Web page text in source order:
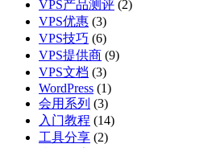
VPS产品测评 (2)
VPS优惠 (3)
VPS技巧 (6)
VPS提供商 (9)
VPS文档 (3)
WordPress (1)
会用系列 (3)
入门教程 (14)
工具分享 (2)